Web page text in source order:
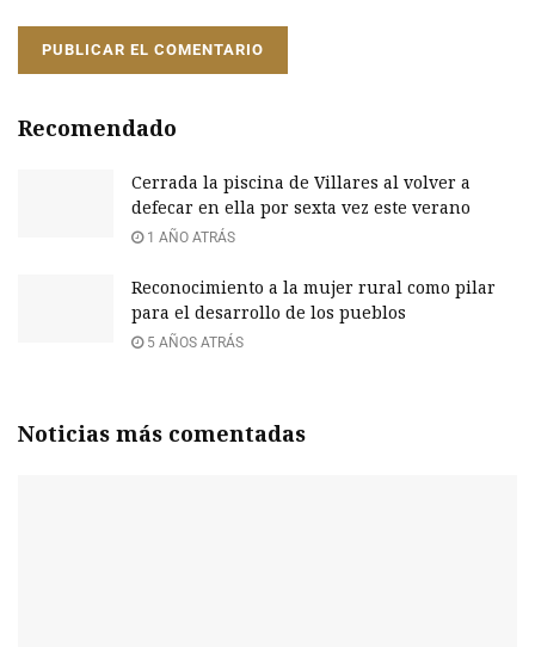
Recomendado
Cerrada la piscina de Villares al volver a
defecar en ella por sexta vez este verano
1 AÑO ATRÁS
Reconocimiento a la mujer rural como pilar
para el desarrollo de los pueblos
5 AÑOS ATRÁS
Noticias más comentadas